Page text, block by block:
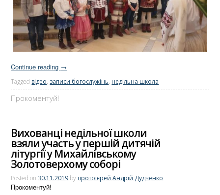
Continue reading →
Tagged відео, записи богослужінь, недільна школа
Прокоментуй!
Вихованці недільної школи
взяли участь у першій дитячій
літургії у Михайлівському
Золотоверхому соборі
Posted on30.11.2019 by протоієрей Андрій Дудченко
Прокоментуй!